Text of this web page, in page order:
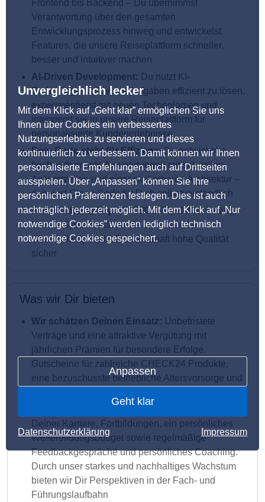
Unvergleichlich lecker
Mit dem Klick auf „Geht klar” ermöglichen Sie uns
Ihnen über Cookies ein verbessertes
Nutzungserlebnis zu servieren und dieses
kontinuierlich zu verbessern. Damit können wir Ihnen
personalisierte Empfehlungen auch auf Drittseiten
ausspielen. Über „Anpassen” können Sie Ihre
persönlichen Präferenzen festlegen. Dies ist auch
nachträglich jederzeit möglich. Mit dem Klick auf „Nur
notwendige Cookies” werden lediglich technisch
notwendige Cookies gespeichert.
Anpassen
Geht klar
Datenschutzerklärung Impressum
Frontend bis Backend – Du übernimmst
Verantwortung über den gesamten
Entwicklungsprozess hinweg und entwickelst
Features, die unsere Reiseplattform schneller,
besser und intuitiver machen
AI-Driven Development: Du nutzt KI-
Technologien aktiv, um Aufgaben effizient zu lösen,
experimentierst mit neuen Technologien und
integrierst sie in unsere Reiseplattform für
personalisierte Kundenerlebnisse
Dein Code steht für Effizienz:Du entwickelst
hochperformante Anwendungen mit schnellen
Antwortzeiten und einer skalierbaren Architektur –
dabei ist Clean Code für Dich selbstverständlich
Automation is key:Mit CI/CD-Pipelines, Linting,
Unit- & Systemtests sowie umfassender
Observability stellst Du dauerhaft hohe Qualität
sicher
Was wir Dir bieten
Wir schätzen Deinen Einsatz: Unbefristete
Verträge und eine attraktive Vergütung mit
jährlichen Prämien für besondere Erfolge.
Gutscheine für zahlreiche CHECK24 Produkte,
eine bezuschusste betriebliche Altersvorsorge und
Deiner Karriere, Fortbildungen, ein persönliches
Weiterbildungsbudget sowie regelmäßige
Feedbackgespräche und persönliches Coaching.
Durch unser starkes und nachhaltiges Wachstum
bieten wir Dir Perspektiven in der Fach- und
Führungslaufbahn